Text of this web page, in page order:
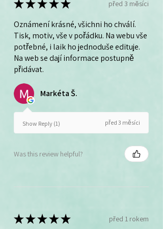
★★★★★ před 3 měsíci
Oznámení krásné, všichni ho chválí.
Tisk, motiv, vše v pořádku. Na webu vše
potřebné, i laik ho jednoduše edituje.
Na web se dají informace postupně
přidávat.
Markéta Š.
Show Reply (1) před 3 měsíci
Was this review helpful?
★★★★★ před 1 rokem